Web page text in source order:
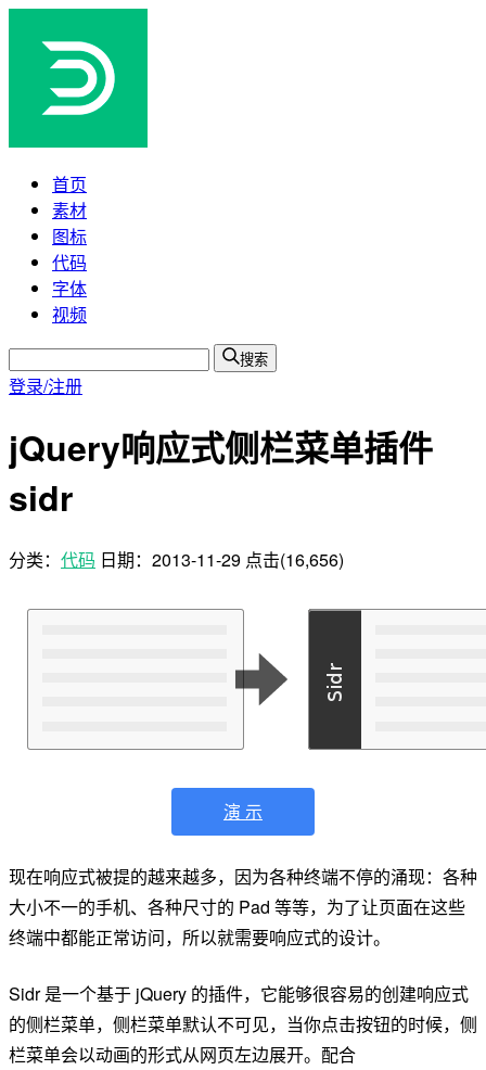
首页
素材
图标
代码
字体
视频
搜索
登录/注册
jQuery响应式侧栏菜单插件
sidr
分类： 代码 日期： 2013-11-29 点击(16,656)
演 示
现在响应式被提的越来越多，因为各种终端不停的涌现：各种
大小不一的手机、各种尺寸的 Pad 等等，为了让页面在这些
终端中都能正常访问，所以就需要响应式的设计。
Sidr 是一个基于 jQuery 的插件，它能够很容易的创建响应式
的侧栏菜单，侧栏菜单默认不可见，当你点击按钮的时候，侧
栏菜单会以动画的形式从网页左边展开。配合